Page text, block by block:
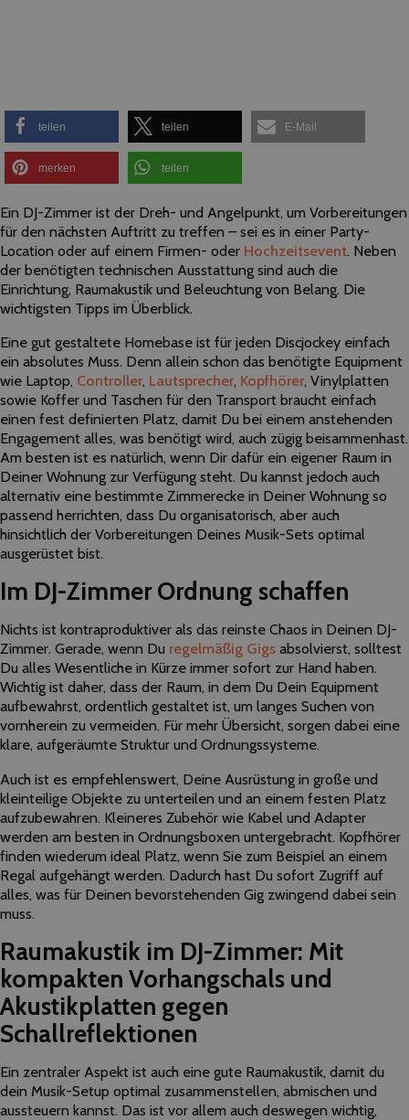
teilen teilen E-Mail
merken teilen
Ein DJ-Zimmer ist der Dreh- und Angelpunkt, um Vorbereitungen
für den nächsten Auftritt zu treffen – sei es in einer Party-
Location oder auf einem Firmen- oder Hochzeitsevent. Neben
der benötigten technischen Ausstattung sind auch die
Einrichtung, Raumakustik und Beleuchtung von Belang. Die
wichtigsten Tipps im Überblick.
Eine gut gestaltete Homebase ist für jeden Discjockey einfach
ein absolutes Muss. Denn allein schon das benötigte Equipment
wie Laptop, Controller, Lautsprecher, Kopfhörer, Vinylplatten
sowie Koffer und Taschen für den Transport braucht einfach
einen fest definierten Platz, damit Du bei einem anstehenden
Engagement alles, was benötigt wird, auch zügig beisammenhast.
Am besten ist es natürlich, wenn Dir dafür ein eigener Raum in
Deiner Wohnung zur Verfügung steht. Du kannst jedoch auch
alternativ eine bestimmte Zimmerecke in Deiner Wohnung so
passend herrichten, dass Du organisatorisch, aber auch
hinsichtlich der Vorbereitungen Deines Musik-Sets optimal
ausgerüstet bist.
Im DJ-ZimmerOrdnung schaffen
Nichts ist kontraproduktiver als das reinste Chaos in Deinen DJ-
Zimmer. Gerade, wenn Du regelmäßig Gigs absolvierst, solltest
Du alles Wesentliche in Kürze immer sofort zur Hand haben.
Wichtig ist daher, dass der Raum, in dem Du Dein Equipment
aufbewahrst, ordentlich gestaltet ist, um langes Suchen von
vornherein zu vermeiden. Für mehr Übersicht, sorgen dabei eine
klare, aufgeräumte Struktur und Ordnungssysteme.
Auch ist es empfehlenswert, Deine Ausrüstung in große und
kleinteilige Objekte zu unterteilen und an einem festen Platz
aufzubewahren. Kleineres Zubehör wie Kabel und Adapter
werden am besten in Ordnungsboxen untergebracht. Kopfhörer
finden wiederum ideal Platz, wenn Sie zum Beispiel an einem
Regal aufgehängt werden. Dadurch hast Du sofort Zugriff auf
alles, was für Deinen bevorstehenden Gig zwingend dabei sein
muss.
Raumakustik im DJ-Zimmer: Mit
kompakten Vorhangschals und
Akustikplatten gegen
Schallreflektionen
Ein zentraler Aspekt ist auch eine gute Raumakustik, damit du
dein Musik-Setup optimal zusammenstellen, abmischen und
aussteuern kannst. Das ist vor allem auch deswegen wichtig,